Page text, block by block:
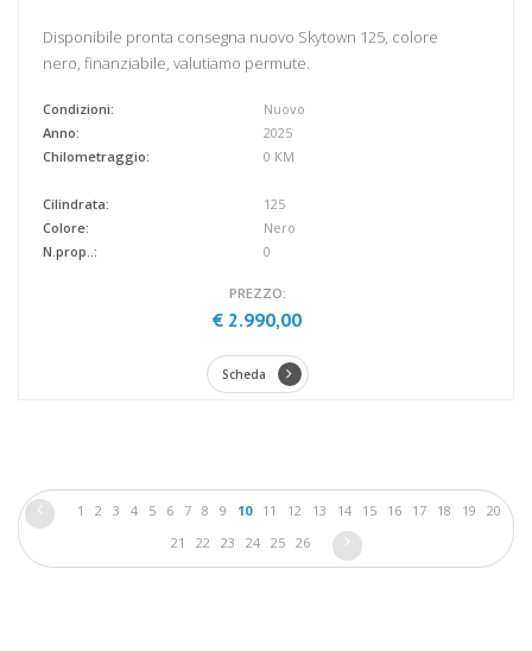
Disponibile pronta consegna nuovo Skytown 125, colore
nero, finanziabile, valutiamo permute.
Condizioni:
Anno:
Chilometraggio:
Nuovo
2025
0 KM
Cilindrata:
Colore:
N.prop..:
125
Nero
0
PREZZO:
€ 2.990,00
Scheda
1 2 3 4 5 6 7 8 9 10 11 12 13 14 15 16 17 18 19
20
21
22 23 24 25 26